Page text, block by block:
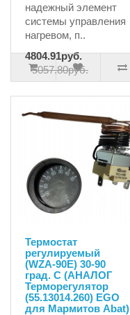
надежный элемент
системы управления
нагревом, п..
4804.91руб.
5057.80руб.
Термостат
регулируемый
(WZA-90E) 30-90
град. С (АНАЛОГ
Терморегулятор
(55.13014.260) EGO
для Мармитов Abat)